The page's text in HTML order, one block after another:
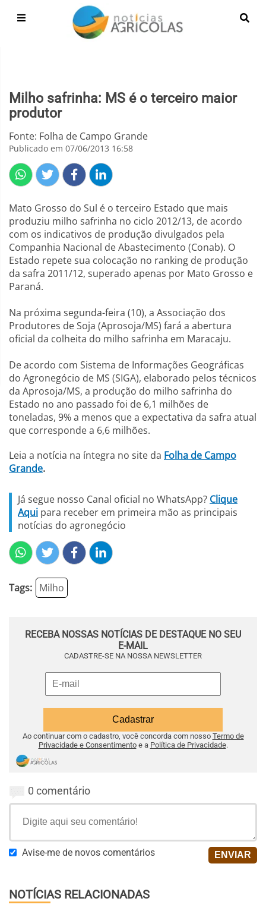
Milho safrinha: MS é o terceiro maior
produtor
Fonte: Folha de Campo Grande
Publicado em 07/06/2013 16:58
Mato Grosso do Sul é o terceiro Estado que mais
produziu milho safrinha no ciclo 2012/13, de acordo
com os indicativos de produção divulgados pela
Companhia Nacional de Abastecimento (Conab). O
Estado repete sua colocação no ranking de produção
da safra 2011/12, superado apenas por Mato Grosso e
Paraná.
Na próxima segunda-feira (10), a Associação dos
Produtores de Soja (Aprosoja/MS) fará a abertura
oficial da colheita do milho safrinha em Maracaju.
De acordo com Sistema de Informações Geográficas
do Agronegócio de MS (SIGA), elaborado pelos técnicos
da Aprosoja/MS, a produção do milho safrinha do
Estado no ano passado foi de 6,1 milhões de
toneladas, 9% a menos que a expectativa da safra atual
que corresponde a 6,6 milhões.
Leia a notícia na íntegra no site da Folha de Campo
Grande.
Já segue nosso Canal oficial no WhatsApp? Clique
Aqui para receber em primeira mão as principais
notícias do agronegócio
Tags: Milho
RECEBA NOSSAS NOTÍCIAS DE DESTAQUE NO SEU
E-MAIL
CADASTRE-SE NA NOSSA NEWSLETTER
Ao continuar com o cadastro, você concorda com nosso Termo de
Privacidade e Consentimentoe a Política de Privacidade.
0 comentário
Avise-me de novos comentários
NOTÍCIAS RELACIONADAS